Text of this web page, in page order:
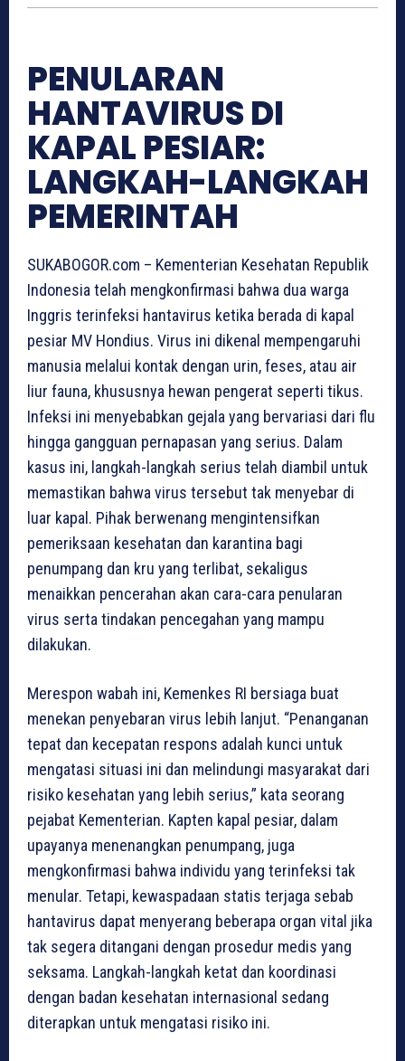
PENULARAN
HANTAVIRUS DI
KAPAL PESIAR:
LANGKAH-LANGKAH
PEMERINTAH
SUKABOGOR.com – Kementerian Kesehatan Republik
Indonesia telah mengkonfirmasi bahwa dua warga
Inggris terinfeksi hantavirus ketika berada di kapal
pesiar MV Hondius. Virus ini dikenal mempengaruhi
manusia melalui kontak dengan urin, feses, atau air
liur fauna, khususnya hewan pengerat seperti tikus.
Infeksi ini menyebabkan gejala yang bervariasi dari flu
hingga gangguan pernapasan yang serius. Dalam
kasus ini, langkah-langkah serius telah diambil untuk
memastikan bahwa virus tersebut tak menyebar di
luar kapal. Pihak berwenang mengintensifkan
pemeriksaan kesehatan dan karantina bagi
penumpang dan kru yang terlibat, sekaligus
menaikkan pencerahan akan cara-cara penularan
virus serta tindakan pencegahan yang mampu
dilakukan.
Merespon wabah ini, Kemenkes RI bersiaga buat
menekan penyebaran virus lebih lanjut. “Penanganan
tepat dan kecepatan respons adalah kunci untuk
mengatasi situasi ini dan melindungi masyarakat dari
risiko kesehatan yang lebih serius,” kata seorang
pejabat Kementerian. Kapten kapal pesiar, dalam
upayanya menenangkan penumpang, juga
mengkonfirmasi bahwa individu yang terinfeksi tak
menular. Tetapi, kewaspadaan statis terjaga sebab
hantavirus dapat menyerang beberapa organ vital jika
tak segera ditangani dengan prosedur medis yang
seksama. Langkah-langkah ketat dan koordinasi
dengan badan kesehatan internasional sedang
diterapkan untuk mengatasi risiko ini.